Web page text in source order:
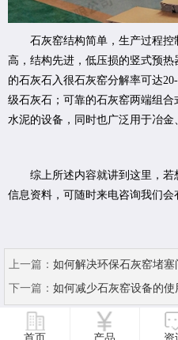
石灰窑结构简单，生产过程控
高，结构先进，低压损的竖式预
的石灰石入很石灰窑分解率可达
级石灰石；可靠的石灰窑两端组
水泥的设备，同时也广泛用于冶金
综上所述内容就讲到这里，若
信息资料，可随时来电咨询我们会
上一篇： 如何解决环保石灰窑堵塞
下一篇： 如何减少石灰窑设备的使
首页 产品 资